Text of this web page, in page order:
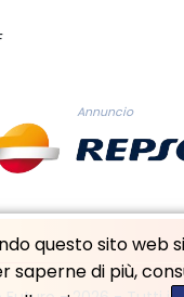
questo sito web
saperne di più,
Annuncio